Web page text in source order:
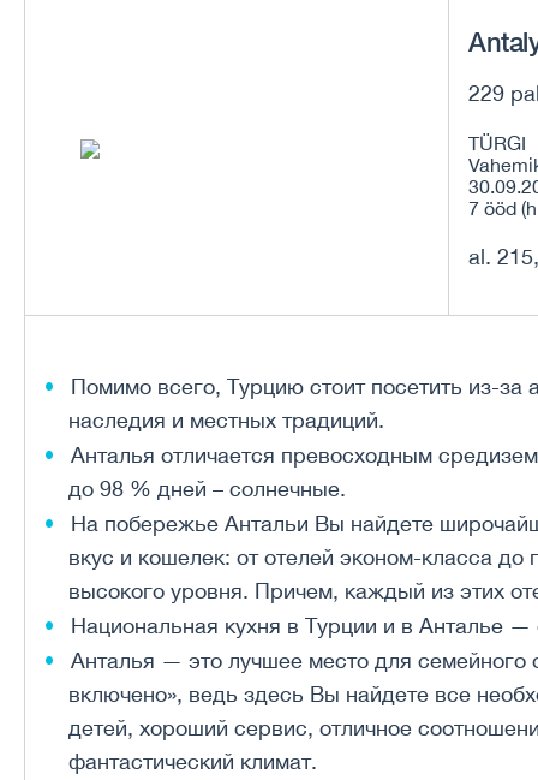
229
TÜRGI
7 ööd
al.
Помимо всего, Турцию стоит посетить из-за
наследия и местных традиций.
Анталья отличается превосходным
до 98 % дней – солнечные.
На побережье Антальи Вы найдете
вкус и кошелек: от отелей эконом-класса до
высокого уровня. Причем, каждый из этих
Национальная кухня в Турции и в Анталье
Анталья — это лучшее место для семейного
включено», ведь здесь Вы найдете все
детей, хороший сервис, отличное
фантастический климат.